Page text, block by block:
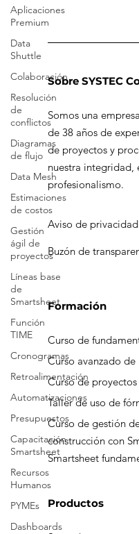
Aplicaciones
Premium
Data
Shuttle
Colaboración
Resolución
de
conflictos
Diagramas
de flujo
Data Mesh
Estimaciones
de costos
Gestión
ágil de
proyectos
Líneas base
de
Smartsheet
Función
TIME
Cronogramas
Retroalimentación
Automatizaciones
Presupuestos
Capacitación
Smartsheet
Recursos
Humanos
PYMEs
DashboardsProductos
Curso de
Curso avanzado de
Curso de
Taller de uso de
Curso de gestión
construcción con
Smartsheet
Somos una
de 38 años de
de proyectos y
nuestra integridad,
profesionalismo.
Aviso de privacidad
Buzón de